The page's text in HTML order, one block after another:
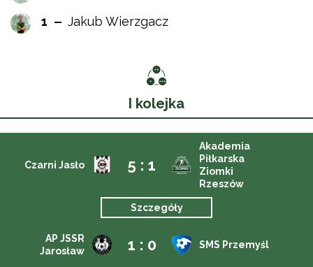
1 Jakub Wierzgacz
I kolejka
Czarni Jasło 5 : 1
Akademia
Piłkarska
Ziomki
Rzeszów
Szczegóły
AP JSSR
Jarosław
1 : 0 SMS Przemyśl